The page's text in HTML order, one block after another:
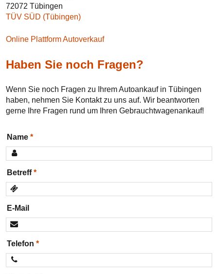
72072 Tübingen
TÜV SÜD (Tübingen)
Online Plattform Autoverkauf
Haben Sie noch Fragen?
Wenn Sie noch Fragen zu Ihrem Autoankauf in Tübingen
haben, nehmen Sie Kontakt zu uns auf. Wir beantworten
gerne Ihre Fragen rund um Ihren Gebrauchtwagenankauf!
Name
Betreff
E-Mail
Telefon